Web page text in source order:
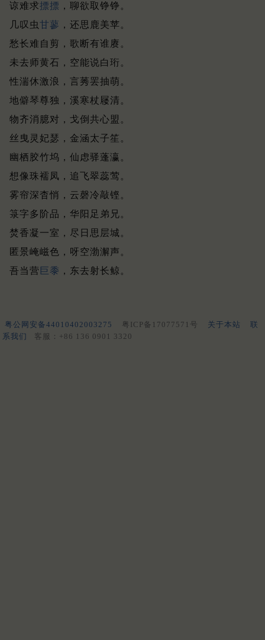
谅难求摽摽 ，聊欲取铮铮。
几叹虫甘蓼 ，还思鹿美苹。
愁长难自剪，歌断有谁赓。
未去师黄石，空能说白珩。
性湍休激浪，言莠罢抽萌。
地僻琴尊独，溪寒杖屦清。
物齐消臆对，戈倒共心盟。
丝曳灵妃瑟，金涵太子笙。
幽栖胶竹坞，仙虑驿蓬瀛。
想像珠襦凤，追飞翠蕊莺。
雾帘深杳悄，云磬冷敲铿。
箓字多阶品，华阳足弟兄。
焚香凝一室，尽日思层城。
匿景崦嵫色，呀空渤澥声。
吾当营 巨黍 ，东去射长鲸。
粤公网安备44010402003275 粤ICP备17077571号 关于本站
联
系我们
客服：+86 136 0901 3320